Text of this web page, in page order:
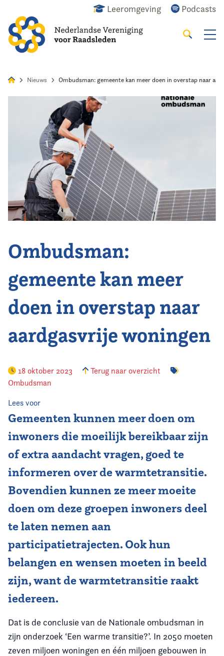
Leeromgeving Podcasts
Zoeken
Agenda
Nieuws
Opleiding
Kennis & Informatie
Vereniging
Nieuws Ombudsman: gemeente kan meer doen in overstap naar
Ombudsman:
gemeente kan meer
doen in overstap naar
aardgasvrije woningen
18 oktober 2023
Terug naar overzicht
Ombudsman
Lees voor
Gemeenten kunnen meer doen om
inwoners die moeilijk bereikbaar zijn
of extra aandacht vragen, goed te
informeren over de warmtetransitie.
Bovendien kunnen ze meer moeite
doen om deze groepen inwoners deel
te laten nemen aan
participatietrajecten. Ook hun
belangen en wensen moeten in beeld
zijn, want de warmtetransitie raakt
iedereen.
Dat is de conclusie van de Nationale ombudsman in
zijn onderzoek ‘Een warme transitie?’. In 2050 moeten
zeven miljoen woningen en één miljoen gebouwen in